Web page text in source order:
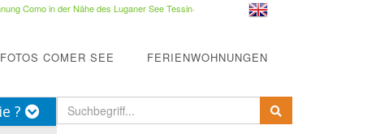
Como in der Nähe des Luganer See Tessin·
FOTOS COMER SEE FERIENWOHNUNGEN
?